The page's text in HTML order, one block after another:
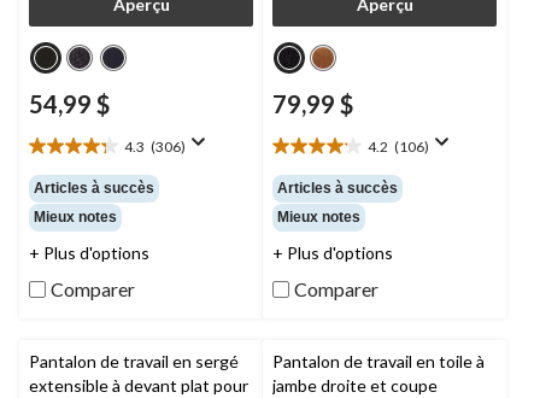
Aperçu
54,99 $
4.3 (306)
4.3
étoile(s)
sur
5.
306
Articles à succès
Mieux notes
+ Plus d'options
Comparer
Aperçu
79,99 $
4.2 (106)
4.2
étoile(s)
sur
5.
106
Articles à succès
Mieux notes
+ Plus d'options
Comparer
Pantalon de travail en sergé
extensible à devant plat pour
Pantalon de travail en toile à
jambe droite et coupe